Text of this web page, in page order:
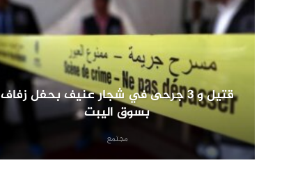
قتيل و 3 جرحى في شجار عنيف بحفل زفاف
بسوق اليبت
مجتمع